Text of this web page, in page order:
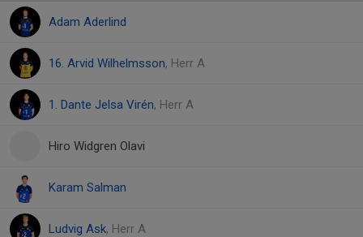
Adam Aderlind
16. Arvid Wilhelmsson, Herr A
1. Dante Jelsa Virén, Herr A
Hiro Widgren Olavi
Karam Salman
Ludvig Ask, Herr A